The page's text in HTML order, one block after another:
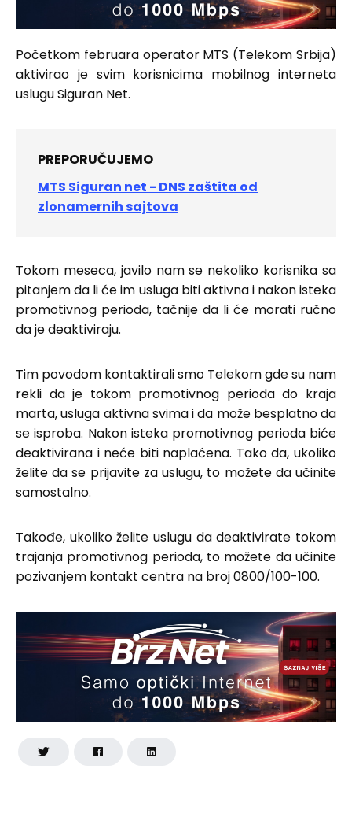
Početkom februara operator MTS (Telekom Srbija)
aktivirao je svim korisnicima mobilnog interneta
uslugu Siguran Net.
PREPORUČUJEMO
MTS Siguran net - DNS zaštita od
zlonamernih sajtova
Tokom meseca, javilo nam se nekoliko korisnika sa
pitanjem da li će im usluga biti aktivna i nakon isteka
promotivnog perioda, tačnije da li će morati ručno
da je deaktiviraju.
Tim povodom kontaktirali smo Telekom gde su nam
rekli da je tokom promotivnog perioda do kraja
marta, usluga aktivna svima i da može besplatno da
se isproba. Nakon isteka promotivnog perioda biće
deaktivirana i neće biti naplaćena. Tako da, ukoliko
želite da se prijavite za uslugu, to možete da učinite
samostalno.
Takođe, ukoliko želite uslugu da deaktivirate tokom
trajanja promotivnog perioda, to možete da učinite
pozivanjem kontakt centra na broj 0800/100-100.